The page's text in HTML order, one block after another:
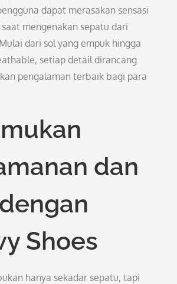
dapat merasakan sensasi
mengenakan sepatu dari
dari sol yang empuk hingga
setiap detail dirancang
pengalaman terbaik bagi para
dan
Shoes
hanya sekadar sepatu, tapi